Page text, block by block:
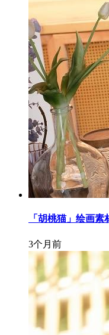
「胡桃猫」绘画素
3个月前